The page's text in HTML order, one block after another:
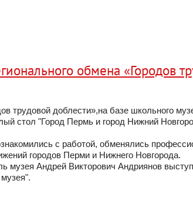
обмена «Городов
трудовой доблести»,на базе школьного
стол "Город Пермь и город Нижний
с работой, обменялись
городов Перми и Нижнего Новгорода.
музея Андрей Викторович Андриянов